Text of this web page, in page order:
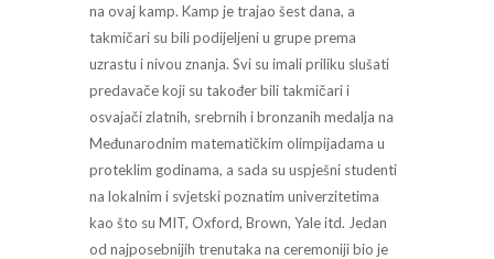
na ovaj kamp. Kamp je trajao šest dana, a
takmičari su bili podijeljeni u grupe prema
uzrastu i nivou znanja. Svi su imali priliku slušati
predavače koji su također bili takmičari i
osvajači zlatnih, srebrnih i bronzanih medalja na
Međunarodnim matematičkim olimpijadama u
proteklim godinama, a sada su uspješni studenti
na lokalnim i svjetski poznatim univerzitetima
kao što su MIT, Oxford, Brown, Yale itd. Jedan
od najposebnijih trenutaka na ceremoniji bio je